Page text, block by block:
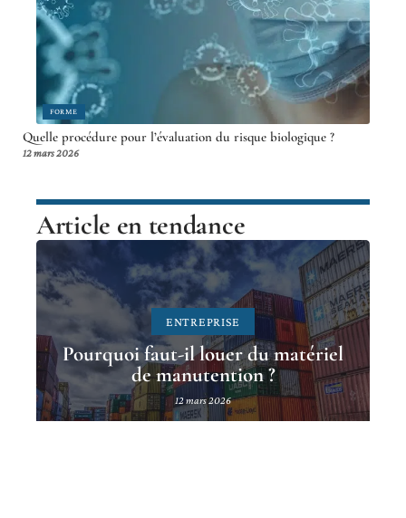
FORME
Quelle procédure pour l’évaluation du risque biologique ?
12 mars 2026
Article en tendance
ENTREPRISE
Pourquoi faut-il louer du matériel
de manutention ?
12 mars 2026